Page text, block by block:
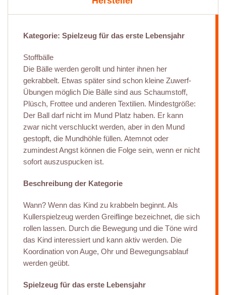
Kategorie: Spielzeug für das erste Lebensjahr
Stoffbälle
Die Bälle werden gerollt und hinter ihnen her
gekrabbelt. Etwas später sind schon kleine Zuwerf-
Übungen möglich Die Bälle sind aus Schaumstoff,
Plüsch, Frottee und anderen Textilien. Mindestgröße:
Der Ball darf nicht im Mund Platz haben. Er kann
zwar nicht verschluckt werden, aber in den Mund
gestopft, die Mundhöhle füllen. Atemnot oder
zumindest Angst können die Folge sein, wenn er nicht
sofort auszuspucken ist.
Beschreibung der Kategorie
Wann? Wenn das Kind zu krabbeln beginnt. Als
Kullerspielzeug werden Greiflinge bezeichnet, die sich
rollen lassen. Durch die Bewegung und die Töne wird
das Kind interessiert und kann aktiv werden. Die
Koordination von Auge, Ohr und Bewegungsablauf
werden geübt.
Spielzeug für das erste Lebensjahr